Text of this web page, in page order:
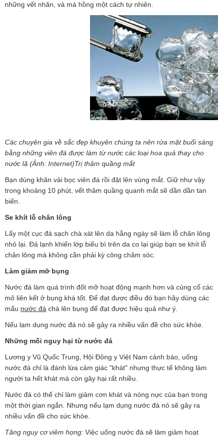
những vết nhăn, và má hồng một cách tự nhiên.
Các chuyên gia về sắc đẹp khuyên chúng ta nên rửa mặt buổi sáng
bằng những viên đá được làm từ nước các loại hoa quả thay cho
nước lã (Ảnh: Internet)Trị thâm quầng mắt
Bạn dùng khăn vải bọc viên đá rồi đặt lên vùng mắt. Giữ như vậy
trong khoảng 10 phút, vết thâm quầng quanh mắt sẽ dần dần tan
biến.
Se khít lỗ chân lông
Lấy một cục đá sạch chà xát lên da hằng ngày sẽ làm lỗ chân lông
nhỏ lại. Đá lạnh khiến lớp biểu bì trên da co lại giúp bạn se khít lỗ
chân lông mà không cần phải kỳ công chăm sóc.
Làm giảm mỡ bụng
Nước đá làm quá trình đốt mỡ hoạt động mạnh hơn và củng cố các
mô liên kết ở bụng khá tốt. Để đạt được điều đó bạn hãy dùng các
mẩu nước đá chà lên bụng để đạt được hiệu quả như ý.
Nếu lạm dụng nước đá nó sẽ gây ra nhiều vấn đề cho sức khỏe.
Những mối nguy hại từ nước đá
Lương y Vũ Quốc Trung, Hội Đông y Việt Nam cảnh báo, uống
nước đá chỉ là đánh lừa cảm giác "khát" nhưng thực tế không làm
người ta hết khát mà còn gây hại rất nhiều.
Nước đá có thể chỉ làm giảm cơn khát và nóng nực của bạn trong
một thời gian ngắn. Nhưng nếu lạm dụng nước đá nó sẽ gây ra
nhiều vấn đề cho sức khỏe.
Tăng nguy cơ viêm họng: Việc uống nước đá sẽ làm giảm hoạt